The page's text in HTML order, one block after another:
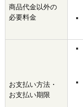
商品代金以外の
必要料金
お支払い方法・
お支払い期限